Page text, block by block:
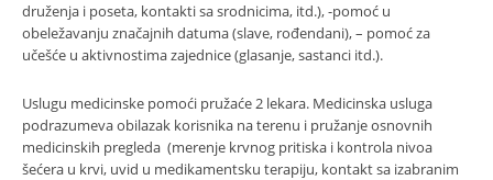
druženja i poseta, kontakti sa srodnicima, itd.), -pomoć u
obeležavanju značajnih datuma (slave, rođendani), – pomoć za
učešće u aktivnostima zajednice (glasanje, sastanci itd.).
Uslugu medicinske pomoći pružaće 2 lekara. Medicinska usluga
podrazumeva obilazak korisnika na terenu i pružanje osnovnih
medicinskih pregleda (merenje krvnog pritiska i kontrola nivoa
šećera u krvi, uvid u medikamentsku terapiju, kontakt sa izabranim